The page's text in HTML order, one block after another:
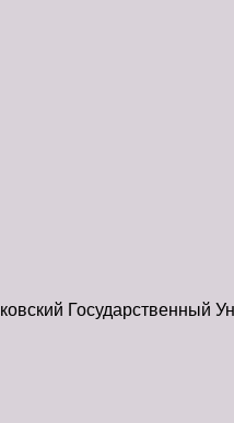
Государственный